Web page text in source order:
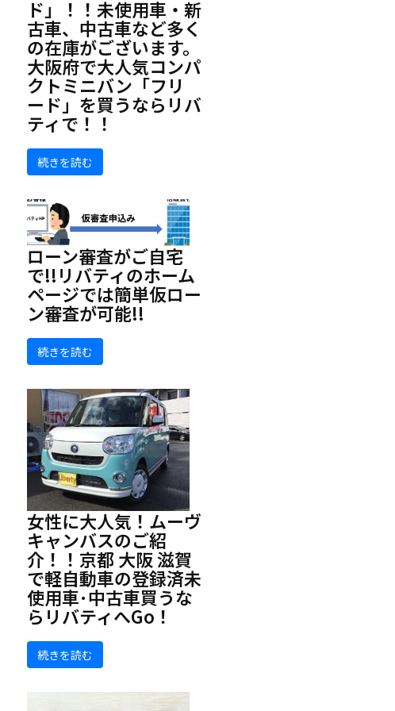
ド」！！未使用車・新
古車、中古車など多く
の在庫がございます。
大阪府で大人気コンパ
クトミニバン「フリ
ード」を買うならリバ
ティで！！
続きを読む
ローン審査がご自宅
で!!リバティのホーム
ページでは簡単仮ロー
ン審査が可能!!
続きを読む
女性に大人気！ムーヴ
キャンバスのご紹
介！！京都 大阪 滋賀
で軽自動車の登録済未
使用車･中古車買うな
らリバティへGo！
続きを読む